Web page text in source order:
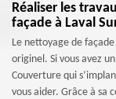
Réaliser les
façade à Laval
Le nettoyage de
originel. Si vous avez
Couverture qui
vous aider. Grâce à sa